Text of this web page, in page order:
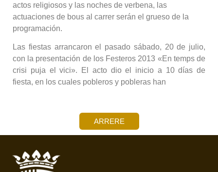
actos religiosos y las noches de verbena, las
actuaciones de bous al carrer serán el grueso de la
programación.
Las fiestas arrancaron el pasado sábado, 20 de julio,
con la presentación de los Festeros 2013 «En temps de
crisi puja el vici». El acto dio el inicio a 10 días de
fiesta, en los cuales pobleros y pobleras han
ARRERE